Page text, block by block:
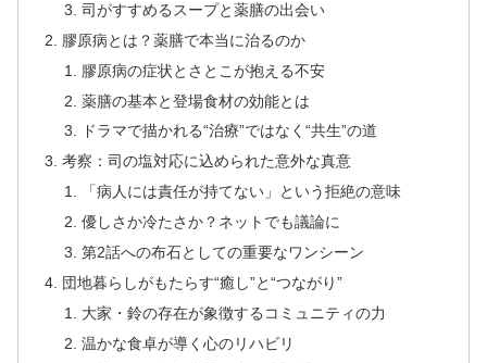
司がすすめるスープと薬膳の出会い
膠原病とは？薬膳で本当に治るのか
膠原病の症状とさとこが抱える不安
薬膳の基本と登場食材の効能とは
ドラマで描かれる“治療”ではなく“共生”の道
考察：司の塩対応に込められた意外な真意
「病人には責任が持てない」という拒絶の意味
優しさか冷たさか？ネットでも議論に
第2話への布石としての重要なワンシーン
団地暮らしがもたらす“癒し”と“つながり”
大家・鈴の存在が象徴するコミュニティの力
温かな食卓が導く心のリハビリ